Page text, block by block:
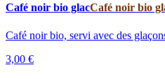
Café noir bio glacCafé noir bio
Café noir bio, servi avec des
3,00 €